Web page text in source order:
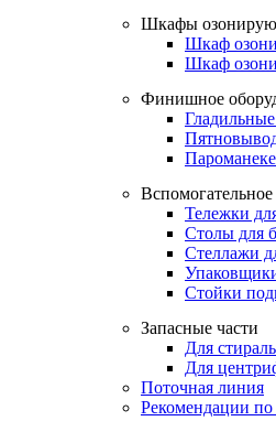
Шкафы
Шкаф
Шкаф
Финишное
Тележки
Столы для
Стеллажи
Стойки
Запасные части
Для
Для
Поточная линия
Рекомендации по